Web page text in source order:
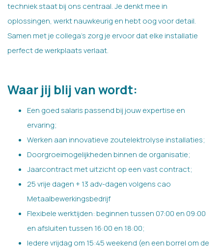
techniek staat bij ons centraal. Je denkt mee in
oplossingen, werkt nauwkeurig en hebt oog voor detail.
Samen met je collega's zorg je ervoor dat elke installatie
perfect de werkplaats verlaat.
Waar jij blij van wordt:
Een goed salaris passend bij jouw expertise en
ervaring;
Werken aan innovatieve zoutelektrolyse installaties;
Doorgroeimogelijkheden binnen de organisatie;
Jaarcontract met uitzicht op een vast contract;
25 vrije dagen + 13 adv-dagen volgens cao
Metaalbewerkingsbedrijf
Flexibele werktijden: beginnen tussen 07:00 en 09:00
en afsluiten tussen 16:00 en 18:00;
Iedere vrijdag om 15:45 weekend (en een borrel om de